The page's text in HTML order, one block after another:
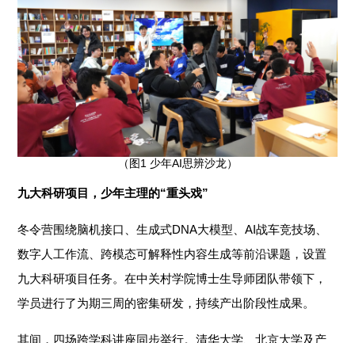
（图1 少年AI思辨沙龙）
九大科研项目，少年主理的“重头戏”
冬令营围绕脑机接口、生成式DNA大模型、AI战车竞技场、
数字人工作流、跨模态可解释性内容生成等前沿课题，设置
九大科研项目任务。在中关村学院博士生导师团队带领下，
学员进行了为期三周的密集研发，持续产出阶段性成果。
其间，四场跨学科讲座同步举行。清华大学、北京大学及产